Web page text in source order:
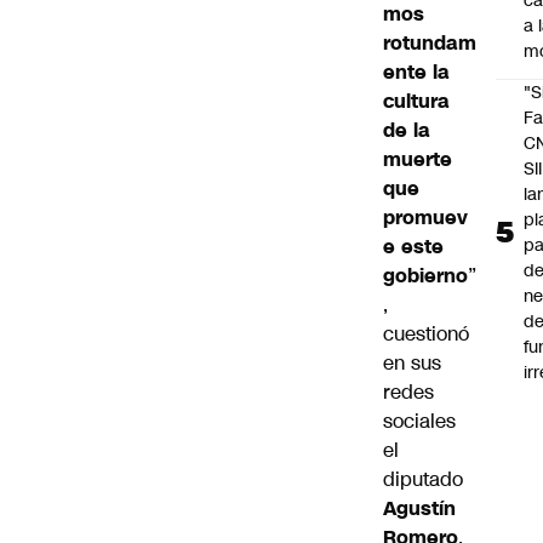
mos
rotundam
ente la
cultura
de la
muerte
que
promuev
e este
gobierno”
,
cuestionó
en sus
redes
sociales
el
diputado
Agustín
Romero.
a
SII
de